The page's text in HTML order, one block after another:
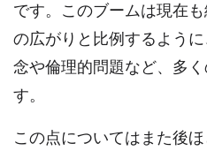
です。このブームは現在
の広がりと比例するよう
念や倫理的問題など、多
す。
この点についてはまた後